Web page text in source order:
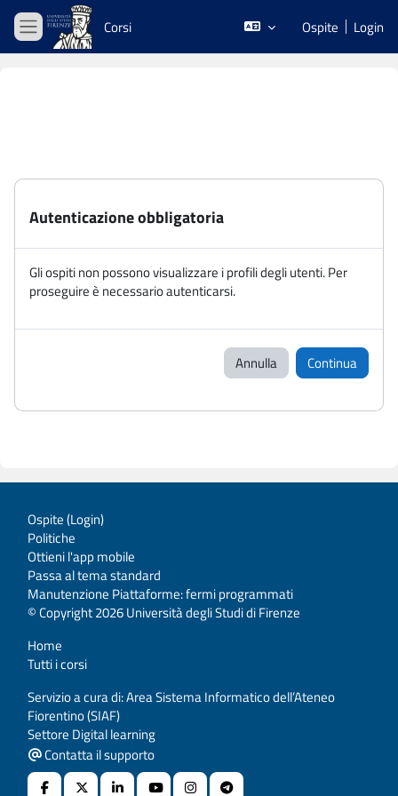
Vai al contenuto principale
Pannello laterale
Corsi Ospite Login
Autenticazione obbligatoria
Gli ospiti non possono visualizzare i profili degli utenti. Per
proseguire è necessario autenticarsi.
Annulla Continua
Ospite (Login)
Politiche
Ottieni l'app mobile
Passa al tema standard
Manutenzione Piattaforme: fermi programmati
© Copyright 2026 Università degli Studi di Firenze
Home
Tutti i corsi
Servizio a cura di: Area Sistema Informatico dell’Ateneo
Fiorentino (SIAF)
Settore Digital learning
Contatta il supporto